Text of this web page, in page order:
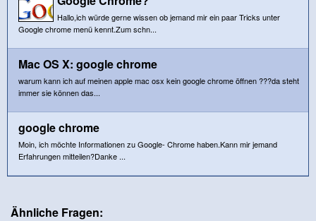
Hallo,ich würde gerne wissen ob jemand mir ein paar Tricks unter
Google chrome menü kennt.Zum schn...
Mac OS X: google chrome
warum kann ich auf meinen apple mac osx kein google chrome öffnen ???da steht
immer sie können das...
google chrome
Moin, ich möchte Informationen zu Google- Chrome haben.Kann mir jemand
Erfahrungen mitteilen?Danke ...
Ähnliche Fragen: